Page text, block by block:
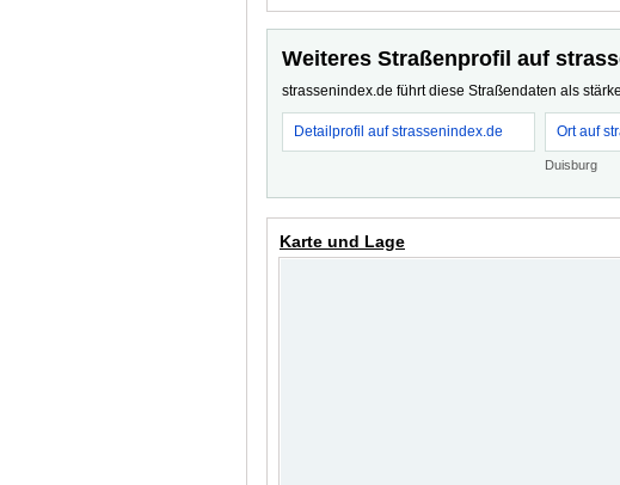
Weiteres Straßenprofil auf
strassenindex.de führt diese Straßendaten als
Detailprofil auf strassenindex.de Ort auf
Duisburg
Karte und Lage